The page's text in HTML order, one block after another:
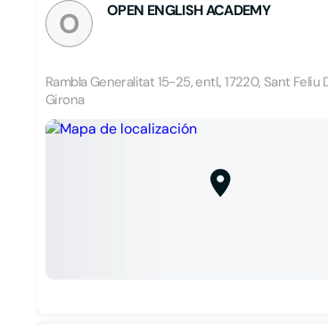
O OPEN ENGLISH ACADEMY
Rambla Generalitat 15-25, entl., 17220, Sant Feliu
Girona